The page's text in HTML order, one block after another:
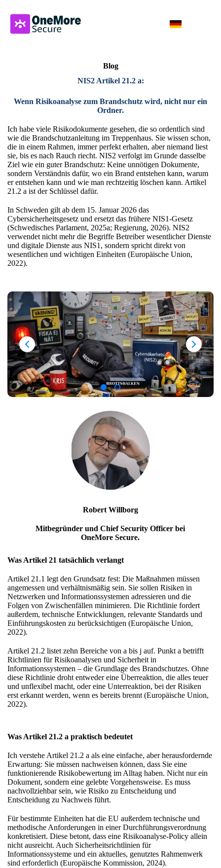
Blog
NIS2 Artikel 21.2 a:
Wenn Risikoanalyse zum Brandschutz wird, nicht nur ein
Ordner.
Ich habe viele Risikodokumente gesehen, die so ordentlich sind
wie die Brandschutzanleitung im Treppenhaus. Sie wissen schon,
die in einem Rahmen, immer perfekt erhalten, aber niemand liest
sie, bis es nach Rauch riecht. NIS2 verfolgt im Grunde dasselbe
Ziel wie ein guter Brandschutz: Keine unnötigen Dokumente,
sondern Verständnis dafür, wo ein Brand entstehen kann, warum
er entstehen kann und wie man rechtzeitig löschen kann. Artikel
21.2 a ist der Schlüssel dafür.
In Schweden gilt ab dem 15. Januar 2026 das
Cybersicherheitsgesetz und ersetzt das frühere NIS1-Gesetz
(Schwedisches Parlament, 2025a; Regierung, 2026). NIS2
verwendet nicht mehr die Begriffe Betreiber wesentlicher Dienste
und digitale Dienste aus NIS1, sondern spricht direkt von
wesentlichen und wichtigen Einheiten (Europäische Union,
2022).
Robert Willborg
Mitbegründer und Chief Security Officer bei
OneMore Secure.
Was Artikel 21 tatsächlich verlangt
Artikel 21.1 legt den Grundsatz fest: Die Maßnahmen müssen
angemessen und verhältnismäßig sein. Sie sollen Risiken in
Netzwerken und Informationssystemen adressieren und die
Folgen von Zwischenfällen minimieren. Die Richtlinie fordert
außerdem, technische Entwicklungen, relevante Standards und
Einführungskosten zu berücksichtigen (Europäische Union,
2022).
Artikel 21.2 listet zehn Bereiche von a bis j auf. Punkt a betrifft
Richtlinien für Risikoanalysen und Sicherheit in
Informationssystemen – die Grundlage des Brandschutzes. Ohne
diese Richtlinie droht entweder eine Überreaktion, die alles teuer
und unflexibel macht, oder eine Unterreaktion, bei der Risiken
erst erkannt werden, wenn es bereits brennt (Europäische Union,
2022).
Was Artikel 21.2 a praktisch bedeutet
Ich verstehe Artikel 21.2 a als eine einfache, aber herausfordernde
Erwartung: Sie müssen nachweisen können, dass Sie eine
funktionierende Risikobewertung im Alltag haben. Nicht nur ein
Dokument, sondern eine gelebte Vorgehensweise. Es muss
nachvollziehbar sein, wie Risiko zu Entscheidung und
Entscheidung zu Nachweis führt.
Für bestimmte Einheiten hat die EU außerdem technische und
methodische Anforderungen in einer Durchführungsverordnung
konkretisiert. Diese betont, dass eine Risikoanalyse-Policy allein
nicht ausreicht. Auch Sicherheitsrichtlinien für
Informationssysteme und ein aktuelles, genutztes Rahmenwerk
sind erforderlich (Europäische Kommission, 2024).